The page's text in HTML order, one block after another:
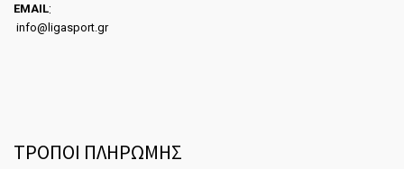
EMAIL:
info@ligasport.gr
ΤΡΟΠΟΙ ΠΛΗΡΩΜΗΣ